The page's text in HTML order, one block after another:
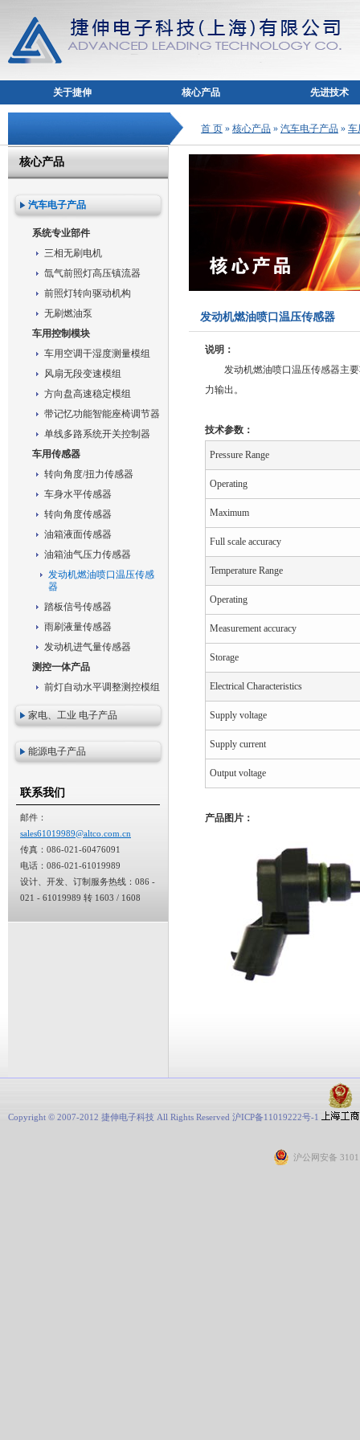
关于捷伸 核心产品 先进技术
首 页 » 核心产品 » 汽车电子产品 » 车
核心产品
汽车电子产品
系统专业部件
三相无刷电机
氙气前照灯高压镇流器
前照灯转向驱动机构
无刷燃油泵
车用控制模块
车用空调干湿度测量模组
风扇无段变速模组
方向盘高速稳定模组
带记忆功能智能座椅调节器
单线多路系统开关控制器
车用传感器
转向角度/扭力传感器
车身水平传感器
转向角度传感器
油箱液面传感器
油箱油气压力传感器
发动机燃油喷口温压传感
器
踏板信号传感器
雨刷液量传感器
发动机进气量传感器
测控一体产品
前灯自动水平调整测控模组
家电、工业 电子产品
能源电子产品
联系我们
邮件：
sales61019989@altco.com.cn
传真：086-021-60476091
电话：086-021-61019989
设计、开发、订制服务热线：086 -
021 - 61019989 转 1603 / 1608
发动机燃油喷口温压传感器
说明：
发动机燃油喷口温压传感器主
力输出。
技术参数：
Pressure Range
Operating
Maximum
Full scale accuracy
Temperature Range
Operating
Measurement accuracy
Storage
Electrical Characteristics
Supply voltage
Supply current
Output voltage
产品图片：
Copyright © 2007-2012 捷伸电子科技 All Rights Reserved 沪ICP备11019222号-1
沪公网安备